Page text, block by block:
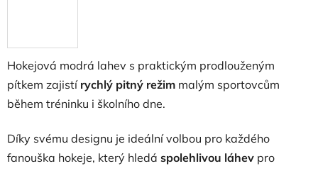
Hokejová modrá lahev s praktickým prodlouženým
pítkem zajistí rychlý pitný režim malým sportovcům
během tréninku i školního dne.
Díky svému designu je ideální volbou pro každého
fanouška hokeje, který hledá spolehlivou láhev pro